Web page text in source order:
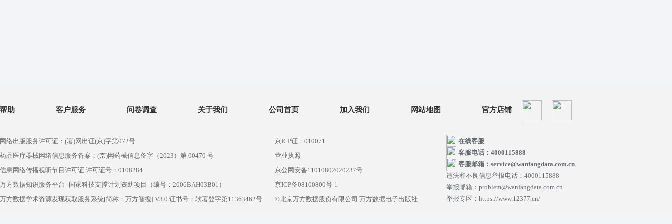
帮助 客户服务 问卷调查 关于我们 公司首页 加入我们 网站地图 官方店铺
网络出版服务许可证：(署)网出证(京)字第072号
药品医疗器械网络信息服务备案：(京)网药械信息备字（2023）第 00470 号
信息网络传播视听节目许可证 许可证号：0108284
万方数据知识服务平台--国家科技支撑计划资助项目（编号：2006BAH03B01）
万方数据学术资源发现获取服务系统[简称：万方智搜] V3.0 证书号：软著登字第11363462号
京ICP证：010071
营业执照
京公网安备11010802020237号
京ICP备08100800号-1
©北京万方数据股份有限公司 万方数据电子出版社
在线客服
客服电话：4000115888
客服邮箱：service@wanfangdata.com.cn
违法和不良信息举报电话：4000115888
举报邮箱：problem@wanfangdata.com.cn
举报专区：https://www.12377.cn/